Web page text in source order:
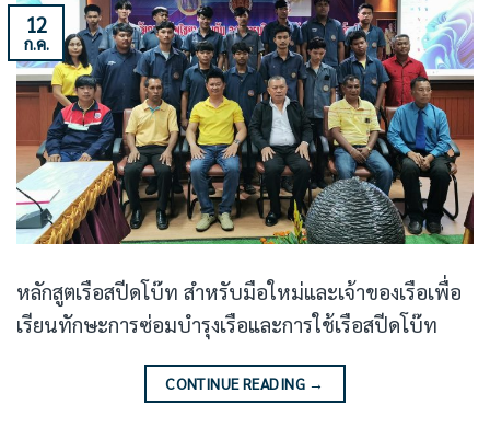
12
ก.ค.
หลักสูตเรือสปีดโบ๊ท สำหรับมือใหม่และเจ้าของเรือเพื่อ
เรียนทักษะการซ่อมบำรุงเรือและการใช้เรือสปีดโบ๊ท
CONTINUE READING →